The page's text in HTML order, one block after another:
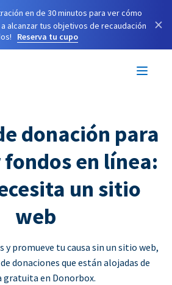
en de 30 minutos para ver cómo
alcanzar tus objetivos de recaudación
Reserva tu cupo
×
donación para
en línea:
un sitio
web
y promueve tu causa sin un sitio web,
donaciones que están alojadas de
gratuita en Donorbox.